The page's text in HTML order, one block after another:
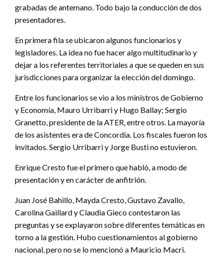
grabadas de antemano. Todo bajo la conducción de dos
presentadores.
En primera fila se ubicaron algunos funcionarios y
legisladores. La idea no fue hacer algo multitudinario y
dejar a los referentes territoriales a que se queden en sus
jurisdicciones para organizar la elección del domingo.
Entre los funcionarios se vio a los ministros de Gobierno
y Economía, Mauro Urribarri y Hugo Ballay; Sergio
Granetto, presidente de la ATER, entre otros. La mayoría
de los asistentes era de Concordia. Los fiscales fueron los
invitados. Sergio Urribarri y Jorge Busti no estuvieron.
Enrique Cresto fue el primero que habló, a modo de
presentación y en carácter de anfitrión.
Juan José Bahillo, Mayda Cresto, Gustavo Zavallo,
Carolina Gaillard y Claudia Gieco contestaron las
preguntas y se explayaron sobre diferentes temáticas en
torno a la gestión. Hubo cuestionamientos al gobierno
nacional, pero no se lo mencionó a Mauricio Macri.